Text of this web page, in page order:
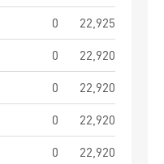
0
22,925
0
22,920
0
22,920
0
22,920
0
22,920